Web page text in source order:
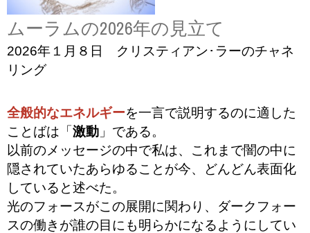
ムーラムの2026年の見立て
2026年１月８日 クリスティアン･ラーのチャネ
リング
全般的なエネルギーを一言で説明するのに適した
ことばは「 激動 」である。
以前のメッセージの中で私は、これまで闇の中に
隠されていたあらゆることが今、どんどん表面化
していると述べた。
光のフォースがこの展開に関わり、ダークフォー
スの働きが誰の目にも明らかになるようにしてい